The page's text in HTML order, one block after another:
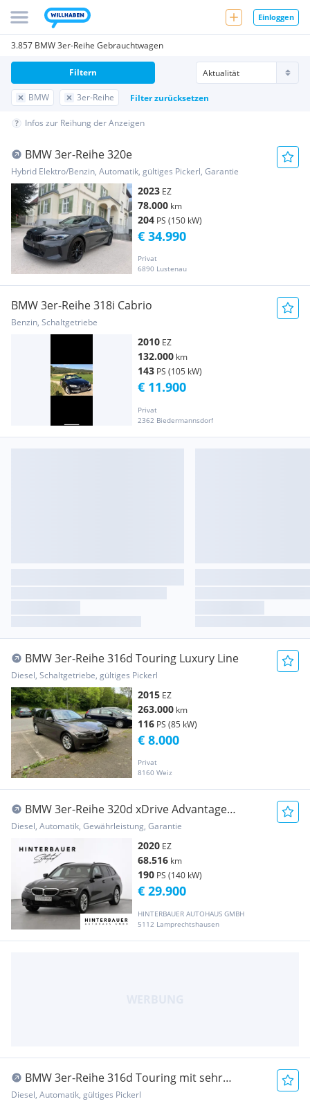
Einloggen
3.857 BMW 3er-Reihe Gebrauchtwagen
BMW 3er-Reihe Filter zurücksetzen
Filtern
Infos zur Reihung der Anzeigen
BMW 3er-Reihe 320e
Hybrid Elektro/Benzin, Automatik, gültiges Pickerl, Garantie
2023 EZ
78.000 km
204 PS (150 kW)
Privat
6890 Lustenau
€ 34.990
BMW 3er-Reihe 318i Cabrio
Benzin, Schaltgetriebe
2010 EZ
132.000 km
143 PS (105 kW)
Privat
2362 Biedermannsdorf
€ 11.900
BMW 3er-Reihe 316d Touring Luxury Line
Diesel, Schaltgetriebe, gültiges Pickerl
2015 EZ
263.000 km
116 PS (85 kW)
Privat
8160 Weiz
€ 8.000
BMW 3er-Reihe 320d xDrive Advantage
*HEADUP*LASERLICHT*
Diesel, Automatik, Gewährleistung, Garantie
2020 EZ
68.516 km
190 PS (140 kW)
HINTERBAUER AUTOHAUS GMBH
5112 Lamprechtshausen
€ 29.900
BMW 3er-Reihe 316d Touring mit sehr
schöner Ausstattung!
Diesel, Automatik, gültiges Pickerl